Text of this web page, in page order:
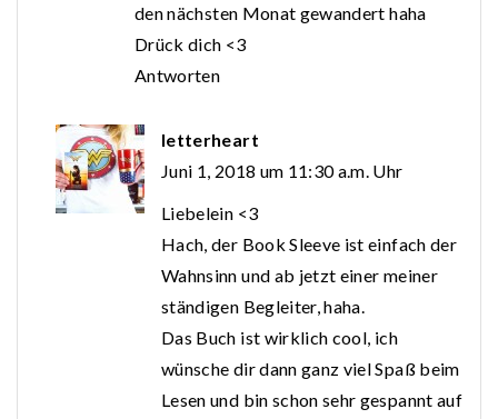
den nächsten Monat gewandert haha
Drück dich <3
Antworten
letterheart
Juni 1, 2018 um 11:30 a.m. Uhr
Liebelein <3
Hach, der Book Sleeve ist einfach der
Wahnsinn und ab jetzt einer meiner
ständigen Begleiter, haha.
Das Buch ist wirklich cool, ich
wünsche dir dann ganz viel Spaß beim
Lesen und bin schon sehr gespannt auf